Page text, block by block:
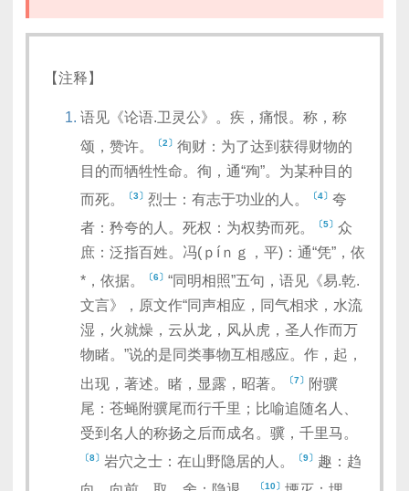
【注释】
语见《论语.卫灵公》。疾，痛恨。称，称
颂，赞许。
〔2〕 徇财：为了达到获得财物的
目的而牺牲性命。徇，通“殉”。为某种目的
而死。
〔3〕 烈士：有志于功业的人。 〔4〕 夸
者：矜夸的人。死权：为权势而死。
〔5〕 众
庶：泛指百姓。冯(ｐíｎｇ，平)：通“凭”，依
*，依据。
〔6〕 “同明相照”五句，语见《易.乾.
文言》，原文作“同声相应，同气相求，水流
湿，火就燥，云从龙，风从虎，圣人作而万
物睹。”说的是同类事物互相感应。作，起，
出现，著述。睹，显露，昭著。
〔7〕
附骥
尾：苍蝇附骥尾而行千里；比喻追随名人、
受到名人的称扬之后而成名。骥，千里马。
〔8〕 岩穴之士：在山野隐居的人。 〔9〕 趣：趋
〔10〕